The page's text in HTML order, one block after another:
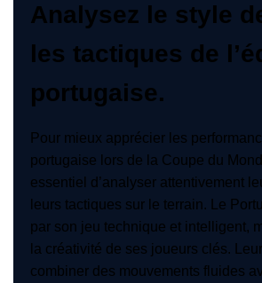
Analysez le style
les tactiques de
portugaise.
Pour mieux apprécier les
portugaise lors de la Coupe du
essentiel d’analyser attentivement
leurs tactiques sur le terrain. Le
par son jeu technique et intelligent,
la créativité de ses joueurs clés.
combiner des mouvements fluides